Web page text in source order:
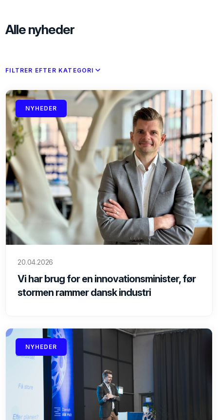
Alle nyheder
FILTRER EFTER KATEGORI
NYHEDER
20.04.2026
Vi har brug for en innovationsminister, før
stormen rammer dansk industri
NYHEDER